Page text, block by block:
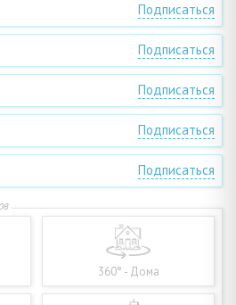
Подписаться
Подписаться
Подписаться
Подписаться
Подписаться
360° - Дома